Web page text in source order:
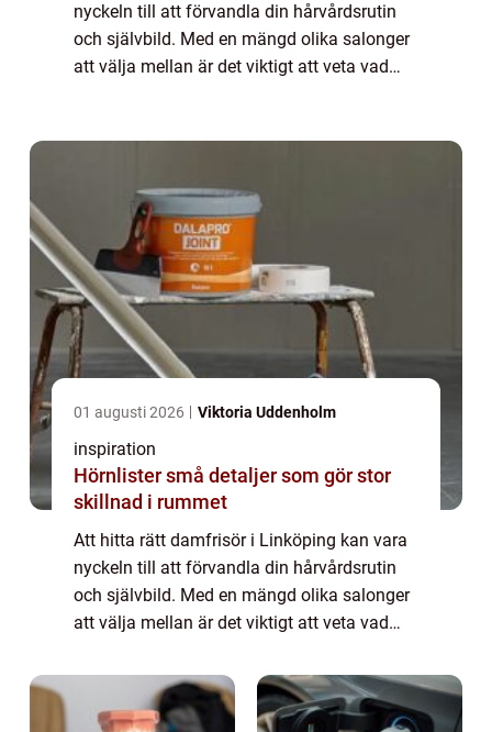
nyckeln till att förvandla din hårvårdsrutin
och självbild. Med en mängd olika salonger
att välja mellan är det viktigt att veta vad
01 augusti 2026 Viktoria Uddenholm
inspiration
Hörnlister små detaljer som gör stor
skillnad i rummet
Att hitta rätt damfrisör i Linköping kan vara
nyckeln till att förvandla din hårvårdsrutin
och självbild. Med en mängd olika salonger
att välja mellan är det viktigt att veta vad